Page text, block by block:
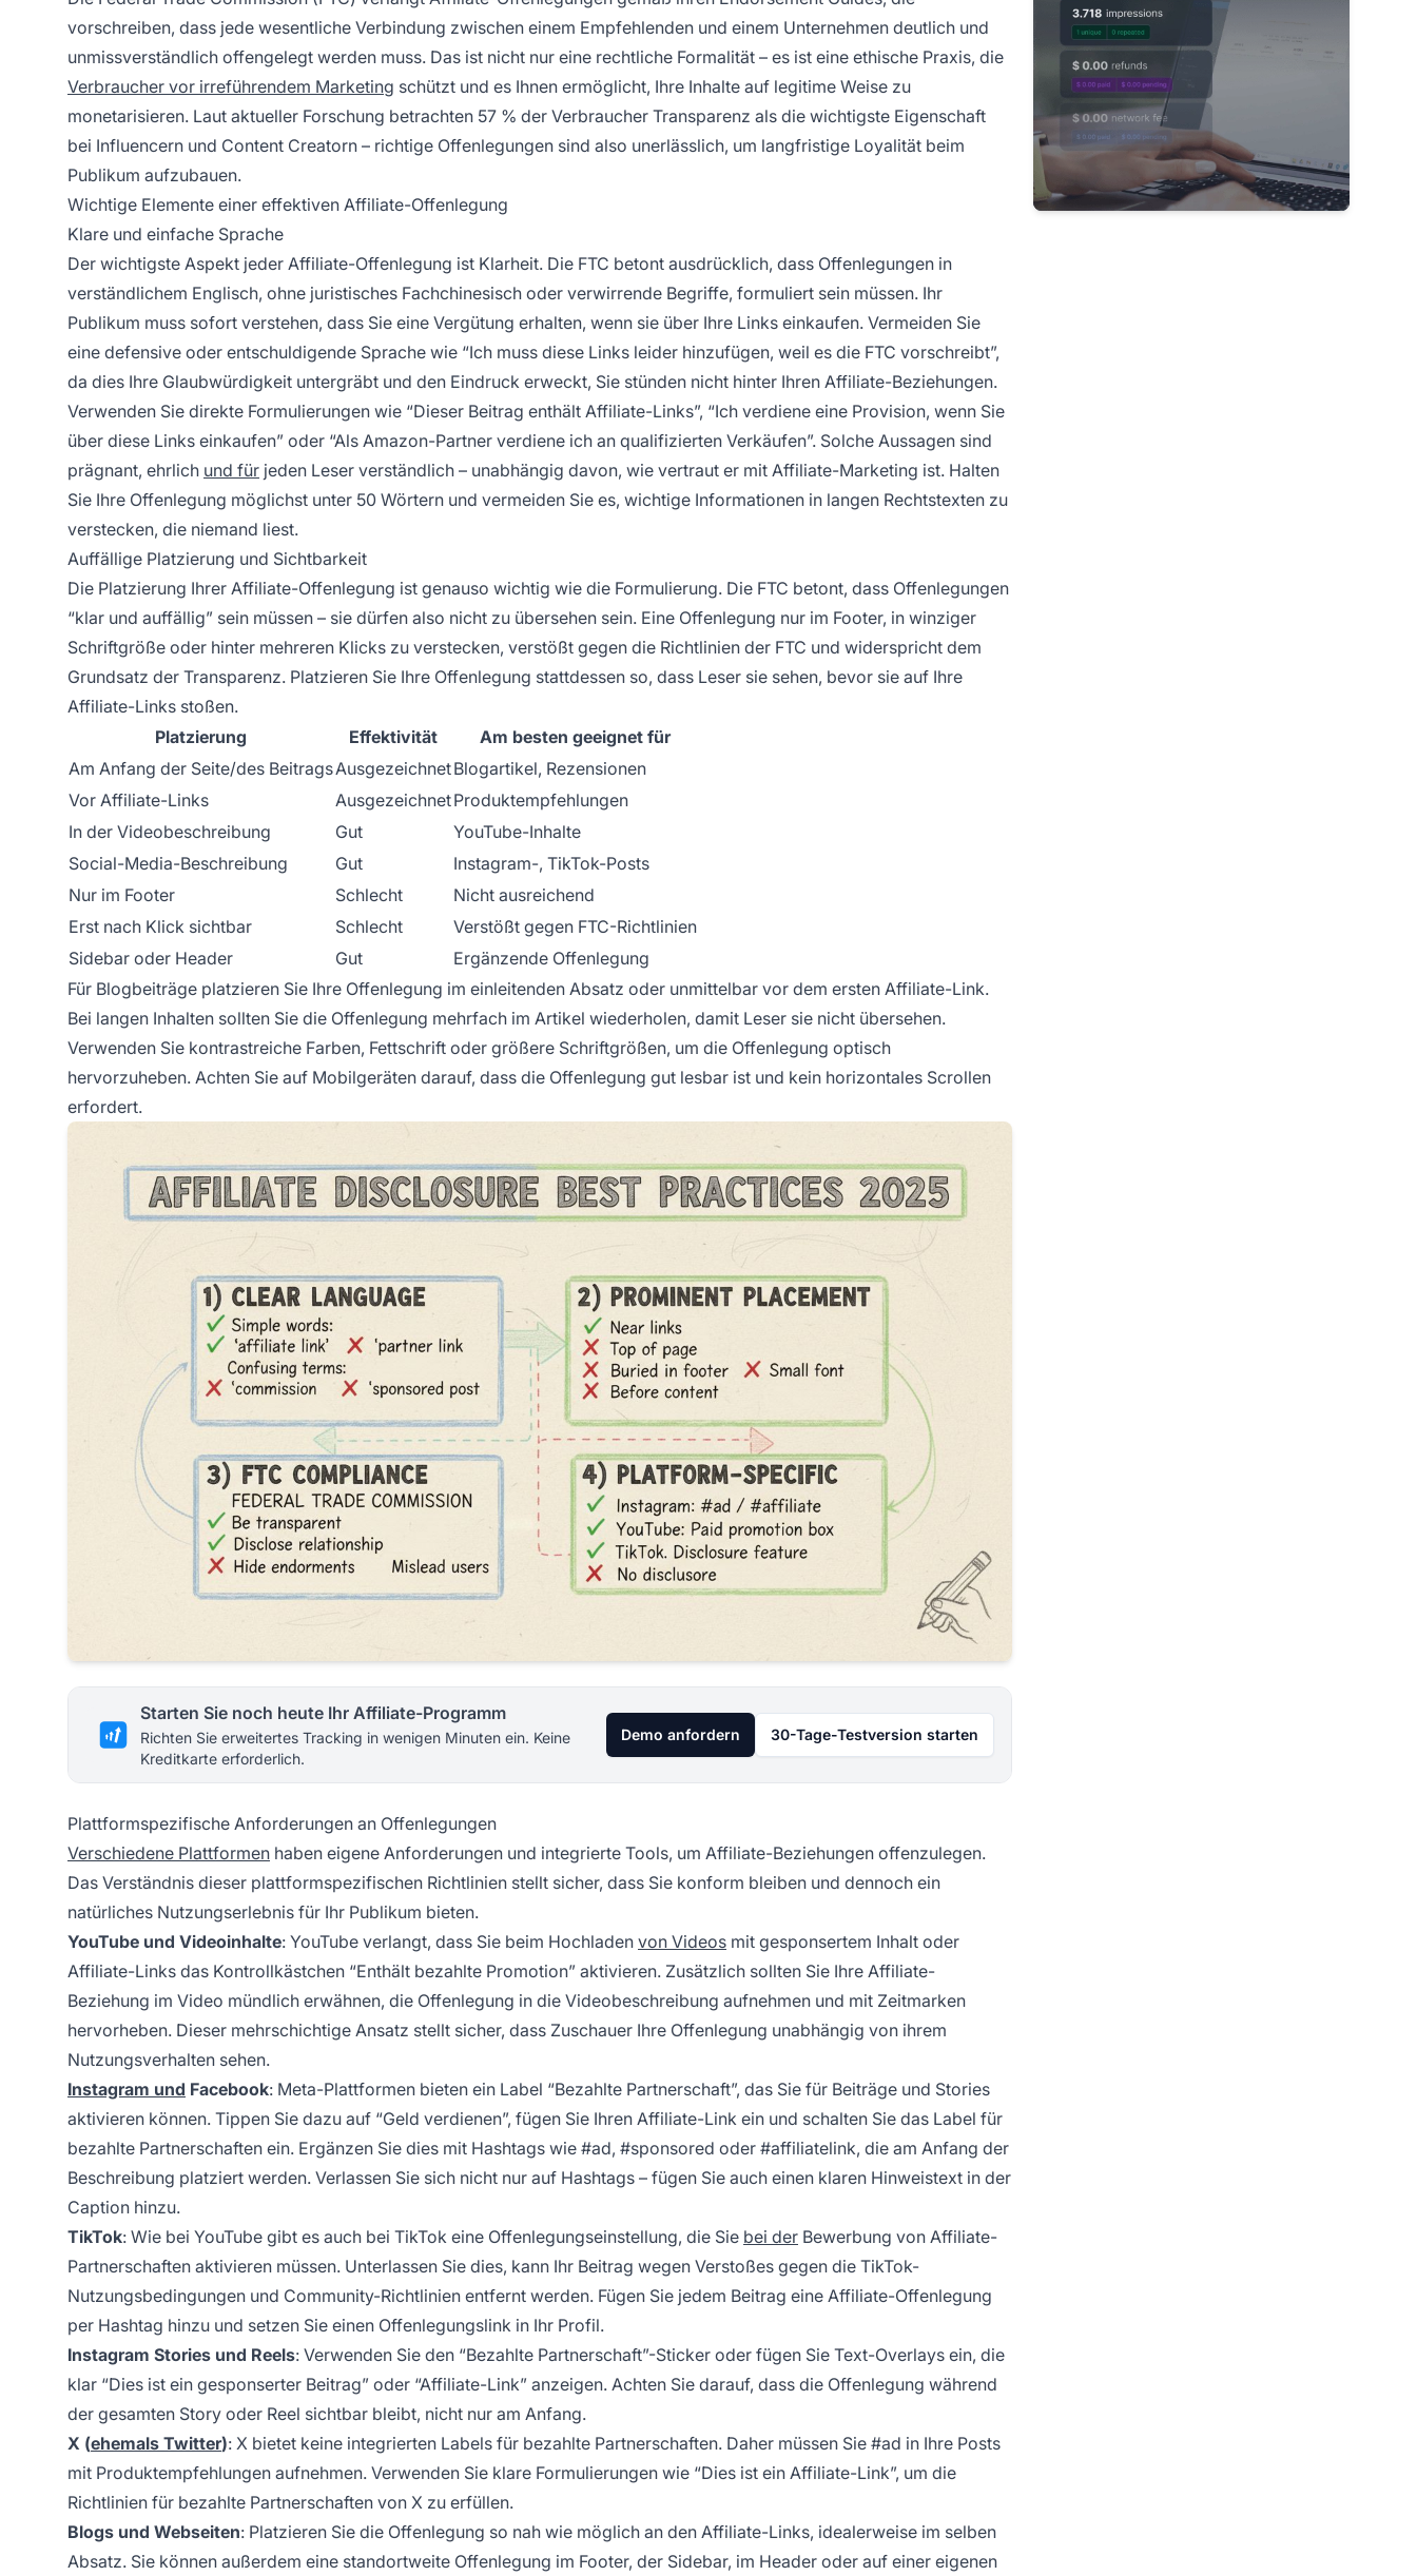
vorschreiben, dass jede wesentliche Verbindung zwischen einem Empfehlenden und einem Unternehmen deutlich und
unmissverständlich offengelegt werden muss. Das ist nicht nur eine rechtliche Formalität – es ist eine ethische Praxis, die
Verbraucher vor irreführendem Marketing schützt und es Ihnen ermöglicht, Ihre Inhalte auf legitime Weise zu
monetarisieren. Laut aktueller Forschung betrachten 57 % der Verbraucher Transparenz als die wichtigste Eigenschaft
bei Influencern und Content Creatorn – richtige Offenlegungen sind also unerlässlich, um langfristige Loyalität beim
Publikum aufzubauen.
Wichtige Elemente einer effektiven Affiliate-Offenlegung
Klare und einfache Sprache
Der wichtigste Aspekt jeder Affiliate-Offenlegung ist Klarheit. Die FTC betont ausdrücklich, dass Offenlegungen in
verständlichem Englisch, ohne juristisches Fachchinesisch oder verwirrende Begriffe, formuliert sein müssen. Ihr
Publikum muss sofort verstehen, dass Sie eine Vergütung erhalten, wenn sie über Ihre Links einkaufen. Vermeiden Sie
eine defensive oder entschuldigende Sprache wie “Ich muss diese Links leider hinzufügen, weil es die FTC vorschreibt”,
da dies Ihre Glaubwürdigkeit untergräbt und den Eindruck erweckt, Sie stünden nicht hinter Ihren Affiliate-Beziehungen.
Verwenden Sie direkte Formulierungen wie “Dieser Beitrag enthält Affiliate-Links”, “Ich verdiene eine Provision, wenn Sie
über diese Links einkaufen” oder “Als Amazon-Partner verdiene ich an qualifizierten Verkäufen”. Solche Aussagen sind
prägnant, ehrlich und für jeden Leser verständlich – unabhängig davon, wie vertraut er mit Affiliate-Marketing ist. Halten
Sie Ihre Offenlegung möglichst unter 50 Wörtern und vermeiden Sie es, wichtige Informationen in langen Rechtstexten zu
verstecken, die niemand liest.
Auffällige Platzierung und Sichtbarkeit
Die Platzierung Ihrer Affiliate-Offenlegung ist genauso wichtig wie die Formulierung. Die FTC betont, dass Offenlegungen
“klar und auffällig” sein müssen – sie dürfen also nicht zu übersehen sein. Eine Offenlegung nur im Footer, in winziger
Schriftgröße oder hinter mehreren Klicks zu verstecken, verstößt gegen die Richtlinien der FTC und widerspricht dem
Grundsatz der Transparenz. Platzieren Sie Ihre Offenlegung stattdessen so, dass Leser sie sehen, bevor sie auf Ihre
Affiliate-Links stoßen.
Platzierung
Effektivität
Am besten geeignet für
Am Anfang der Seite/des BeitragsAusgezeichnetBlogartikel, Rezensionen
Vor Affiliate-Links
AusgezeichnetProduktempfehlungen
In der Videobeschreibung
Gut
YouTube-Inhalte
Social-Media-Beschreibung
Gut
Instagram-, TikTok-Posts
Nur im Footer
Schlecht
Nicht ausreichend
Erst nach Klick sichtbar
Schlecht
Verstößt gegen FTC-Richtlinien
Sidebar oder Header
Gut
Ergänzende Offenlegung
Für Blogbeiträge platzieren Sie Ihre Offenlegung im einleitenden Absatz oder unmittelbar vor dem ersten Affiliate-Link.
Bei langen Inhalten sollten Sie die Offenlegung mehrfach im Artikel wiederholen, damit Leser sie nicht übersehen.
Verwenden Sie kontrastreiche Farben, Fettschrift oder größere Schriftgrößen, um die Offenlegung optisch
hervorzuheben. Achten Sie auf Mobilgeräten darauf, dass die Offenlegung gut lesbar ist und kein horizontales Scrollen
erfordert.
Starten Sie noch heute Ihr Affiliate-Programm
Richten Sie erweitertes Tracking in wenigen Minuten ein. Keine
Kreditkarte erforderlich.
Demo anfordern 30-Tage-Testversion starten
Plattformspezifische Anforderungen an Offenlegungen
Verschiedene Plattformen haben eigene Anforderungen und integrierte Tools, um Affiliate-Beziehungen offenzulegen.
Das Verständnis dieser plattformspezifischen Richtlinien stellt sicher, dass Sie konform bleiben und dennoch ein
natürliches Nutzungserlebnis für Ihr Publikum bieten.
YouTube und Videoinhalte: YouTube verlangt, dass Sie beim Hochladen von Videos mit gesponsertem Inhalt oder
Affiliate-Links das Kontrollkästchen “Enthält bezahlte Promotion” aktivieren. Zusätzlich sollten Sie Ihre Affiliate-
Beziehung im Video mündlich erwähnen, die Offenlegung in die Videobeschreibung aufnehmen und mit Zeitmarken
hervorheben. Dieser mehrschichtige Ansatz stellt sicher, dass Zuschauer Ihre Offenlegung unabhängig von ihrem
Nutzungsverhalten sehen.
Instagram und Facebook: Meta-Plattformen bieten ein Label “Bezahlte Partnerschaft”, das Sie für Beiträge und Stories
aktivieren können. Tippen Sie dazu auf “Geld verdienen”, fügen Sie Ihren Affiliate-Link ein und schalten Sie das Label für
bezahlte Partnerschaften ein. Ergänzen Sie dies mit Hashtags wie #ad, #sponsored oder #affiliatelink, die am Anfang der
Beschreibung platziert werden. Verlassen Sie sich nicht nur auf Hashtags – fügen Sie auch einen klaren Hinweistext in der
Caption hinzu.
TikTok: Wie bei YouTube gibt es auch bei TikTok eine Offenlegungseinstellung, die Sie bei der Bewerbung von Affiliate-
Partnerschaften aktivieren müssen. Unterlassen Sie dies, kann Ihr Beitrag wegen Verstoßes gegen die TikTok-
Nutzungsbedingungen und Community-Richtlinien entfernt werden. Fügen Sie jedem Beitrag eine Affiliate-Offenlegung
per Hashtag hinzu und setzen Sie einen Offenlegungslink in Ihr Profil.
Instagram Stories und Reels: Verwenden Sie den “Bezahlte Partnerschaft”-Sticker oder fügen Sie Text-Overlays ein, die
klar “Dies ist ein gesponserter Beitrag” oder “Affiliate-Link” anzeigen. Achten Sie darauf, dass die Offenlegung während
der gesamten Story oder Reel sichtbar bleibt, nicht nur am Anfang.
X (ehemals Twitter): X bietet keine integrierten Labels für bezahlte Partnerschaften. Daher müssen Sie #ad in Ihre Posts
mit Produktempfehlungen aufnehmen. Verwenden Sie klare Formulierungen wie “Dies ist ein Affiliate-Link”, um die
Richtlinien für bezahlte Partnerschaften von X zu erfüllen.
Blogs und Webseiten: Platzieren Sie die Offenlegung so nah wie möglich an den Affiliate-Links, idealerweise im selben
Absatz. Sie können außerdem eine standortweite Offenlegung im Footer, der Sidebar, im Header oder auf einer eigenen